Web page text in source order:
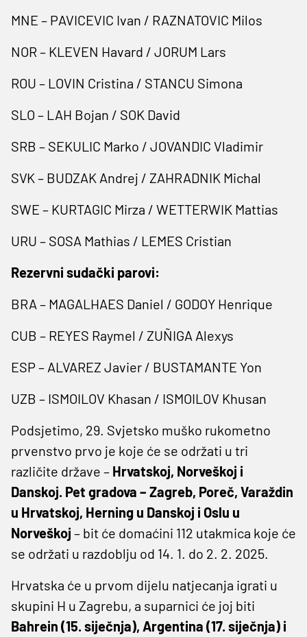
MNE – PAVICEVIC Ivan / RAZNATOVIC Milos
NOR – KLEVEN Havard / JORUM Lars
ROU – LOVIN Cristina / STANCU Simona
SLO – LAH Bojan / SOK David
SRB – SEKULIC Marko / JOVANDIC Vladimir
SVK – BUDZAK Andrej / ZAHRADNIK Michal
SWE – KURTAGIC Mirza / WETTERWIK Mattias
URU – SOSA Mathias / LEMES Cristian
Rezervni sudački parovi:
BRA – MAGALHAES Daniel / GODOY Henrique
CUB – REYES Raymel / ZUÑIGA Alexys
ESP – ALVAREZ Javier / BUSTAMANTE Yon
UZB – ISMOILOV Khasan / ISMOILOV Khusan
Podsjetimo, 29. Svjetsko muško rukometno
prvenstvo prvo je koje će se održati u tri
različite države – Hrvatskoj, Norveškoj i
Danskoj. Pet gradova – Zagreb, Poreč, Varaždin
u Hrvatskoj, Herning u Danskoj i Oslu u
Norveškoj – bit će domaćini 112 utakmica koje će
se održati u razdoblju od 14. 1. do 2. 2. 2025.
Hrvatska će u prvom dijelu natjecanja igrati u
skupini H u Zagrebu, a suparnici će joj biti
Bahrein (15. siječnja), Argentina (17. siječnja) i